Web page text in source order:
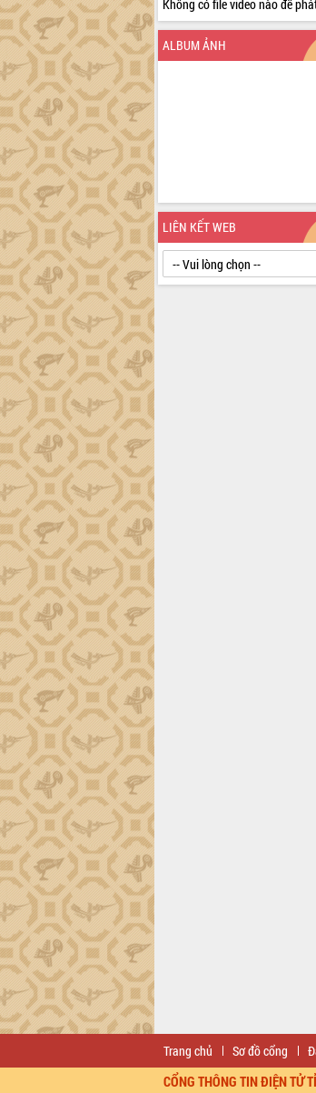
Không có file video nào để
ALBUM ẢNH
LIÊN KẾT WEB
Trang chủ Sơ đồ cổng
CỔNG THÔNG TIN ĐIỆN TỬ